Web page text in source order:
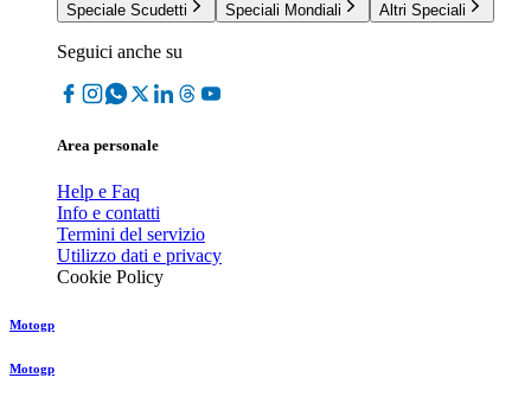
Speciale Scudetti
Speciali Mondiali Altri Speciali
Seguici anche su
Area personale
Help e Faq
Info e contatti
Termini del servizio
Utilizzo dati e privacy
Cookie Policy
Motogp
Motogp